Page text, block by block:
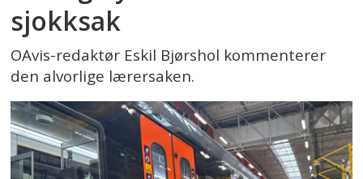
sjokksak
OAvis-redaktør Eskil Bjørshol kommenterer
den alvorlige lærersaken.